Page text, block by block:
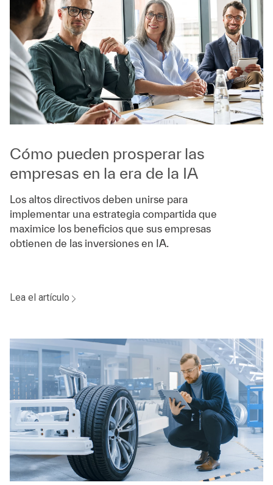
Cómo pueden prosperar las
empresas en la era de la IA
Los altos directivos deben unirse para
implementar una estrategia compartida que
maximice los beneficios que sus empresas
obtienen de las inversiones en IA.
Lea el artículo